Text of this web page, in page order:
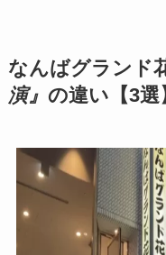
なんばグランド
演』 の違い【3選